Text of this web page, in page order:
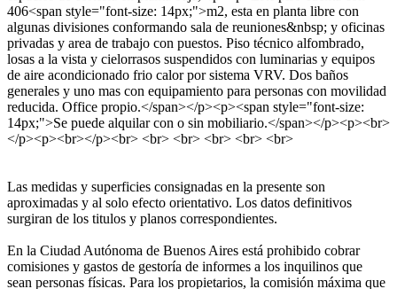
406<span style="font-size: 14px;">m2, esta en planta libre con
algunas divisiones conformando sala de reuniones&nbsp; y oficinas
privadas y area de trabajo con puestos. Piso técnico alfombrado,
losas a la vista y cielorrasos suspendidos con luminarias y equipos
de aire acondicionado frio calor por sistema VRV. Dos baños
generales y uno mas con equipamiento para personas con movilidad
reducida. Office propio.</span></p><p><span style="font-size:
14px;">Se puede alquilar con o sin mobiliario.</span></p><p><br>
</p><p><br></p><br> <br> <br> <br> <br> <br>
Las medidas y superficies consignadas en la presente son
aproximadas y al solo efecto orientativo. Los datos definitivos
surgiran de los titulos y planos correspondientes.
En la Ciudad Autónoma de Buenos Aires está prohibido cobrar
comisiones y gastos de gestoría de informes a los inquilinos que
sean personas físicas. Para los propietarios, la comisión máxima que